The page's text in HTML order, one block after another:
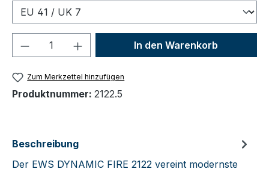
Produkt Anzahl: Gib denIn den Warenkorb
Zum Merkzettel hinzufügen
Produktnummer: 2122.5
Beschreibung
Der EWS DYNAMIC FIRE 2122 vereint modernste